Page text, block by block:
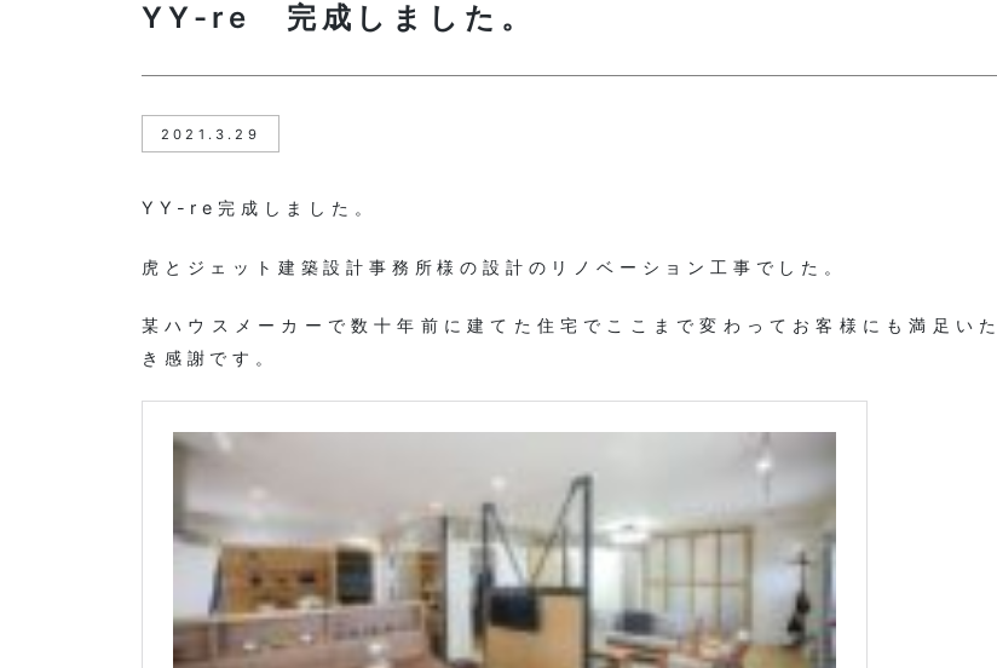
YY-re 完成しました。
2021.3.29
YY-re完成しました。
虎とジェット建築設計事務所様の設計のリノベーション工事でした。
某ハウスメーカーで数十年前に建てた住宅でここまで変わってお客様にも満足い
き感謝です。